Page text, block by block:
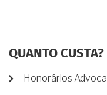
QUANTO CUSTA?
Honorários